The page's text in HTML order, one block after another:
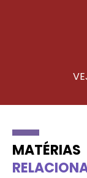
MATÉRIAS